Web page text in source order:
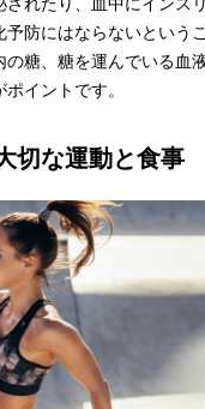
予防にはならないという
の糖、糖を運んでいる血
イントです。
切な運動と食事